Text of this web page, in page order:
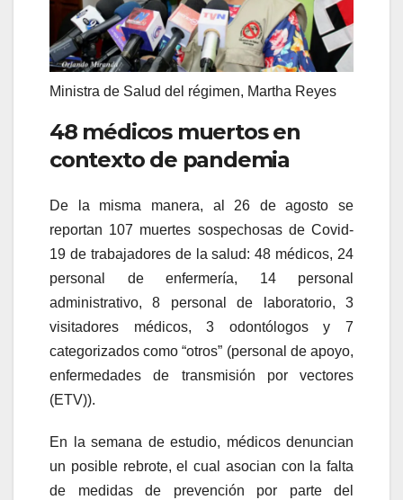
Ministra de Salud del régimen, Martha Reyes
48 médicos muertos en
contexto de pandemia
De la misma manera, al 26 de agosto se
reportan 107 muertes sospechosas de Covid-
19 de trabajadores de la salud: 48 médicos, 24
personal de enfermería, 14 personal
administrativo, 8 personal de laboratorio, 3
visitadores médicos, 3 odontólogos y 7
categorizados como “otros” (personal de apoyo,
enfermedades de transmisión por vectores
(ETV)).
En la semana de estudio, médicos denuncian
un posible rebrote, el cual asocian con la falta
de medidas de prevención por parte del